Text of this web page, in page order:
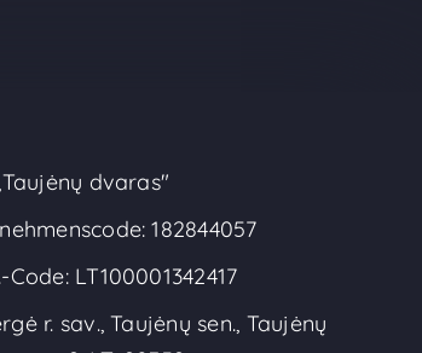
dvaras"
182844057
Code: LT100001342417
r. sav., Taujėnų sen., Taujėnų